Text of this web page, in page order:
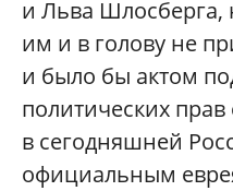
и Льва Шлосберга,
им и в голову не
и было бы актом
политических прав
в сегодняшней
официальным